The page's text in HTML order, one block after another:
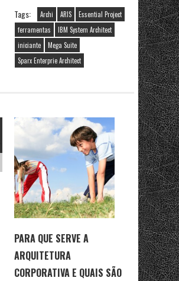
Tags: Archi ARIS
Essential Project
ferramentas
IBM System Architect
iniciante
Mega Suite
Sparx Enterprie Architect
PARA QUE SERVE A
ARQUITETURA
CORPORATIVA E QUAIS SÃO